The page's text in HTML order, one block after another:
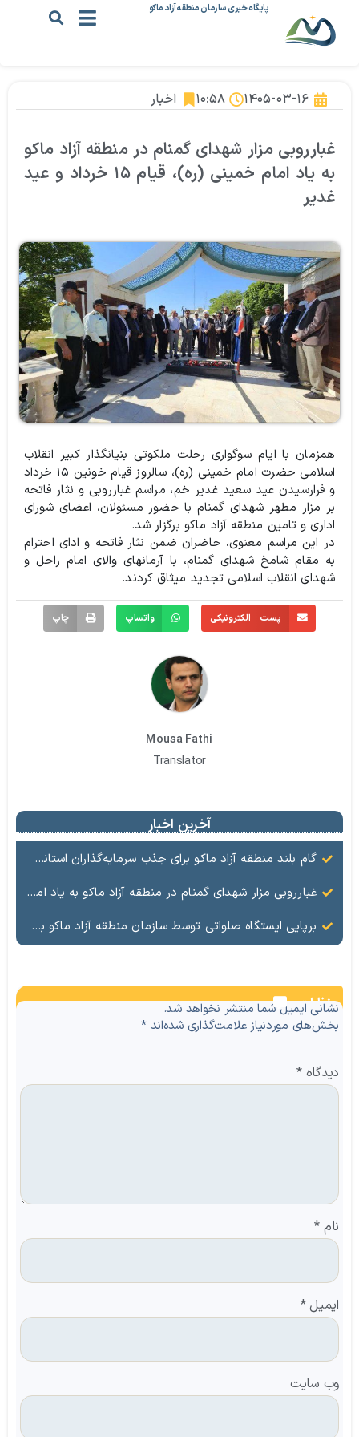
پایگاه خبری سازمان منطقه آزاد ماکو
۱۴۰۵-۰۳-۱۶ ۱۰:۵۸ اخبار
غبارروبی مزار شهدای گمنام در منطقه آزاد ماکو
به یاد امام خمینی (ره)، قیام ۱۵ خرداد و عید
غدیر
همزمان با ایام سوگواری رحلت ملکوتی بنیانگذار کبیر انقلاب
اسلامی حضرت امام خمینی (ره)، سالروز قیام خونین ۱۵ خرداد
و فرارسیدن عید سعید غدیر خم، مراسم غبارروبی و نثار فاتحه
بر مزار مطهر شهدای گمنام با حضور مسئولان، اعضای شورای
اداری و تامین منطقه آزاد ماکو برگزار شد.
️در این مراسم معنوی، حاضران ضمن نثار فاتحه و ادای احترام
به مقام شامخ شهدای گمنام، با آرمانهای والای امام راحل و
شهدای انقلاب اسلامی تجدید میثاق کردند.
پست الکترونیکی واتساپ چاپ
Mousa Fathi
Translator
آخرین اخبار
گام بلند منطقه آزاد ماکو برای جذب سرمایه‌گذاران استانی/ آغاز واگذاری زمین به واحدهای تولیدی در آینده نزدیک
غبارروبی مزار شهدای گمنام در منطقه آزاد ماکو به یاد امام خمینی (ره)، قیام ۱۵ خرداد و عید غدیر
️برپایی ایستگاه صلواتی توسط سازمان منطقه آزاد ماکو به مناسبت دهه امامت و ولایت و فرارسیدن عید بزرگ غدیر
نظرات
نشانی ایمیل شما منتشر نخواهد شد.
بخش‌های موردنیاز علامت‌گذاری شده‌اند*
دیدگاه*
نام *
ایمیل*
وب‌ سایت